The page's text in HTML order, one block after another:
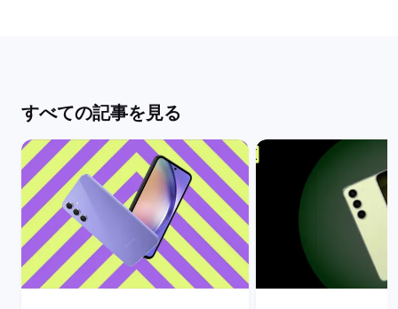
すべての記事を見る